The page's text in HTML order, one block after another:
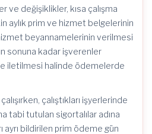
ve değişiklikler, kısa çalışma
aylık prim ve hizmet belgelerinin
beyannamelerinin verilmesi
sonuna kadar işverenler
iletilmesi halinde ödemelerde
çalıştıkları işyerlerinde
tabi tutulan sigortalılar adına
ayrı bildirilen prim ödeme gün